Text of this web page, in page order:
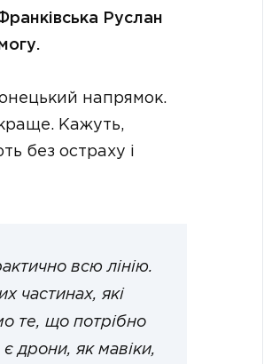
Руслан
напрямок.
Кажуть,
без остраху і
всю лінію.
частинах, які
те, що потрібно
дрони, як мавіки,